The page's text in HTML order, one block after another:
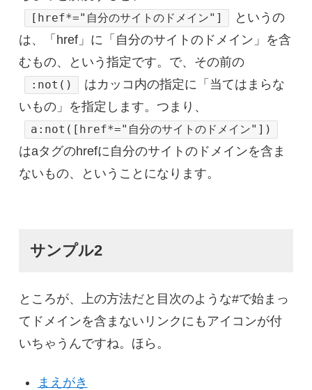
[href*="自分のサイトのドメイン"]
というの
は、「href」に「自分のサイトのドメイン」を含
むもの、という指定です。で、その前の
:not()
はカッコ内の指定に「当てはまらな
いもの」を指定します。つまり、
a:not([href*="自分のサイトのドメイン"])
はaタグのhrefに自分のサイトのドメインを含ま
ないもの、ということになります。
サンプル2
ところが、上の方法だと目次のような#で始まっ
てドメインを含まないリンクにもアイコンが付
いちゃうんですね。ほら。
まえがき